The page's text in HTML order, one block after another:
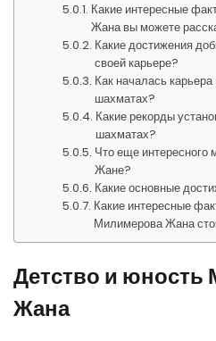
Какие интересные
Жана вы можете
Какие достижения
своей карьере?
Как началась
шахматах?
Какие рекорды
шахматах?
Что еще
Жане?
Какие основные
Какие интересные
Милимерова Жана
Детство и
Жана